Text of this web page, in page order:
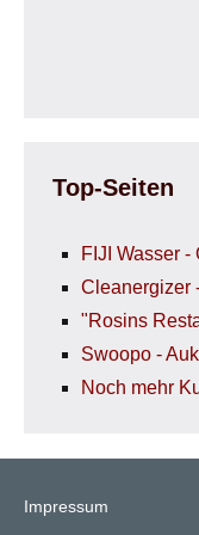
Top-Seiten
FIJI Wasser
Cleanergizer
"Rosins
Swoopo -
Noch mehr
Impressum